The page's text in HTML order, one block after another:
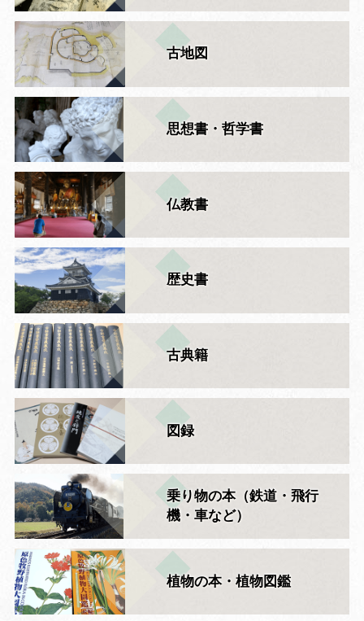
古地図
思想書・哲学書
仏教書
歴史書
古典籍
図録
乗り物の本（鉄道・飛行
機・車など）
植物の本・植物図鑑